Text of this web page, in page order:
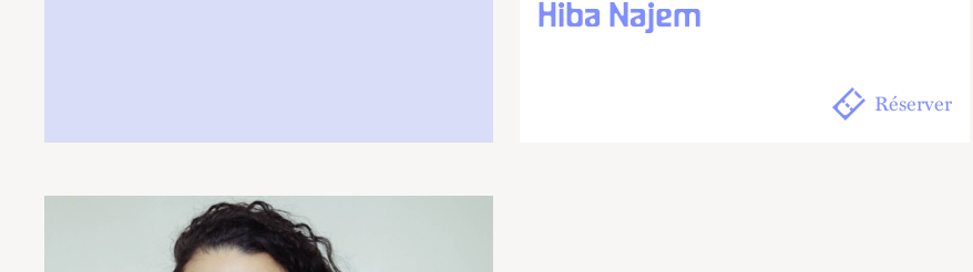
Hiba Najem
Réserver